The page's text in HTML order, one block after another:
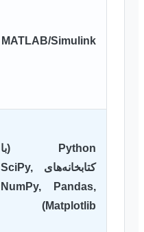
MATLAB/Simulink
Python (با
کتابخانه‌های SciPy,
NumPy, Pandas,
Matplotlib)